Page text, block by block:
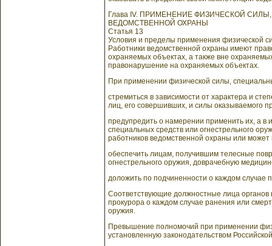
Глава IV. ПРИМЕНЕНИЕ ФИЗИЧЕСКОЙ
ВЕДОМСТВЕННОЙ ОХРАНЫ
Статья 13
Условия и пределы применения физической
Работники ведомственной охраны имеют
охраняемых объектах, а также вне
правонарушение на охраняемых объектах.
При применении физической силы,
стремиться в зависимости от характера и
лиц, его совершивших, и силы оказываемого
предупредить о намерении применить их, а в
специальных средств или огнестрельного
работников ведомственной охраны или
обеспечить лицам, получившим телесные
огнестрельного оружия, доврачебную
доложить по подчиненности о каждом случае
Соответствующие должностные лица
прокурора о каждом случае ранения или
оружия.
Превышение полномочий при применении
установленную законодательством